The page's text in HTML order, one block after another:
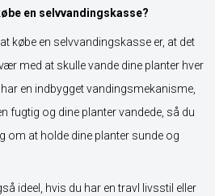
en selvvandingskasse?
købe en selvvandingskasse er, at det
med at skulle vande dine planter hver
en indbygget vandingsmekanisme,
fugtig og dine planter vandede, så du
om at holde dine planter sunde og
ideel, hvis du har en travl livsstil eller